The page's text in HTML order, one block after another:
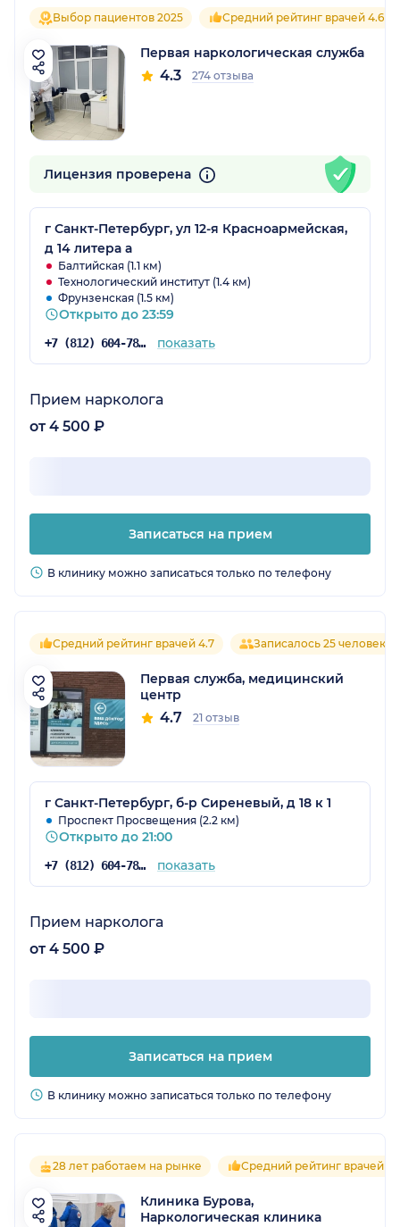
Выбор пациентов 2025 Средний рейтинг врачей 4.6
Первая наркологическая служба
4.3 274 отзыва
Лицензия проверена
г Санкт-Петербург, ул 12-я Красноармейская,
д 14 литера а
Балтийская (1.1 км)
Технологический институт (1.4 км)
Фрунзенская (1.5 км)
Открыто до 23:59
+7 (812) 604-78-43 показать
Прием нарколога
от 4 500 ₽
Записаться на прием
В клинику можно записаться только по телефону
Средний рейтинг врачей 4.7 Записалось 25 человек
Первая служба, медицинский
центр
4.7 21 отзыв
г Санкт-Петербург, б-р Сиреневый, д 18 к 1
Проспект Просвещения (2.2 км)
Открыто до 21:00
+7 (812) 604-78-43 показать
Прием нарколога
от 4 500 ₽
Записаться на прием
В клинику можно записаться только по телефону
28 лет работаем на рынке Средний рейтинг врачей
Клиника Бурова,
Наркологическая клиника